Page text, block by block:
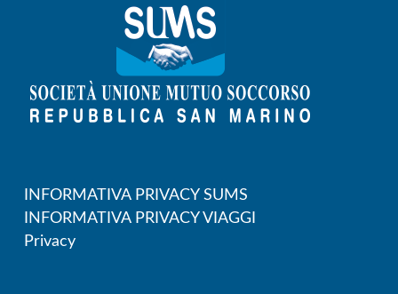
INFORMATIVA PRIVACY SUMS
INFORMATIVA PRIVACY VIAGGI
Privacy